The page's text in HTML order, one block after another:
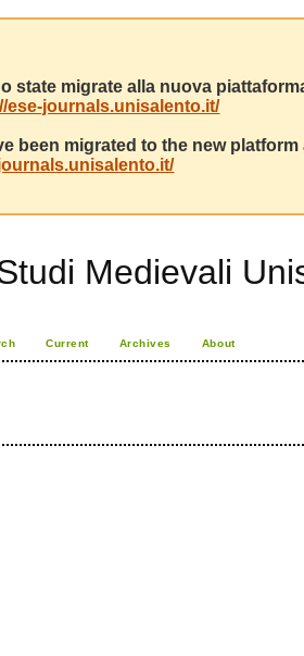
state migrate alla nuova
ese-journals.unisalento.it/
been migrated to the new platform
Medievali
Current Archives About